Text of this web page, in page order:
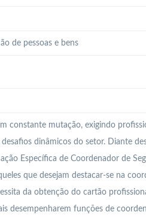
de pessoas e bens
constante mutação, exigindo
dinâmicos do setor. Diante
Específica de Coordenador de
que desejam destacar-se na
da obtenção do cartão
desempenharem funções de